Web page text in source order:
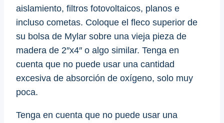
aislamiento, filtros fotovoltaicos, planos e
incluso cometas. Coloque el fleco superior de
su bolsa de Mylar sobre una vieja pieza de
madera de 2″x4″ o algo similar. Tenga en
cuenta que no puede usar una cantidad
excesiva de absorción de oxígeno, solo muy
poca.
Tenga en cuenta que no puede usar una